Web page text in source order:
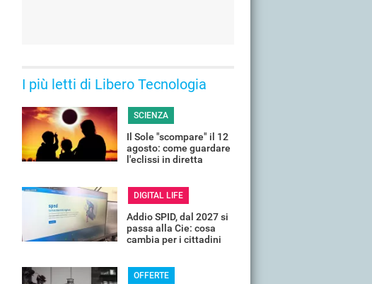
I più letti di Libero Tecnologia
SCIENZA
Il Sole "scompare" il 12
agosto: come guardare
l'eclissi in diretta
DIGITAL LIFE
Addio SPID, dal 2027 si
passa alla Cie: cosa
cambia per i cittadini
OFFERTE